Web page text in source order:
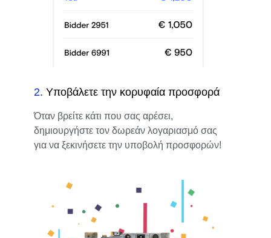
2. Υποβάλετε την κορυφαία προσφορά
Όταν βρείτε κάτι που σας αρέσει,
δημιουργήστε τον δωρεάν λογαριασμό σας
για να ξεκινήσετε την υποβολή προσφορών!